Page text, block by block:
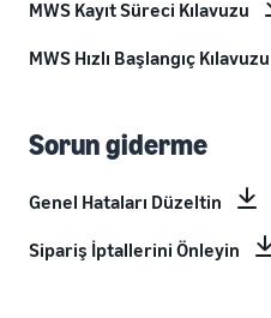
MWS Kayıt Süreci Kılavuzu
MWS Hızlı Başlangıç Kılavuzu
Sorun giderme
Genel Hataları Düzeltin
Sipariş İptallerini Önleyin